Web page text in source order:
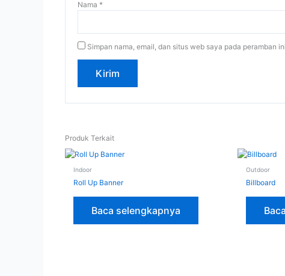
Nama *
Simpan nama, email, dan situs web saya pada peramban
Produk Terkait
Indoor
Roll Up Banner
Baca selengkapnya
Outdoor
Billboard